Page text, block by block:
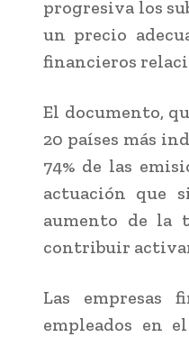
progresiva los
un precio
financieros
El documento,
20 países más
74% de las
actuación que
aumento de la
contribuir
Las empresas
empleados en